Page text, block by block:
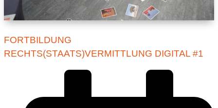
FORTBILDUNG
RECHTS(STAATS)VERMITTLUNG DIGITAL #1